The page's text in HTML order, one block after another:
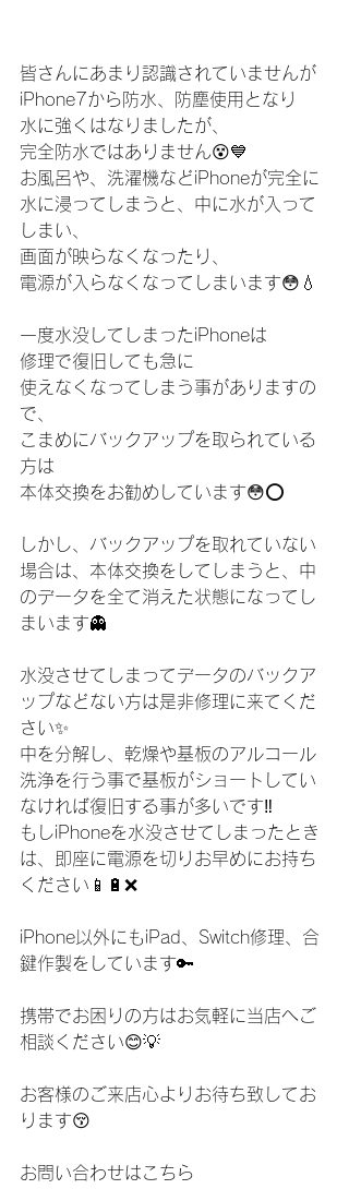
皆さんにあまり認識されていませんが
iPhone7から防水、防塵使用となり
水に強くはなりましたが、
完全防水ではありません😵💙
お風呂や、洗濯機などiPhoneが完全に
水に浸ってしまうと、中に水が入って
しまい、
画面が映らなくなったり、
電源が入らなくなってしまいます😳💧
一度水没してしまったiPhoneは
修理で復旧しても急に
使えなくなってしまう事がありますの
で、
こまめにバックアップを取られている
方は
本体交換をお勧めしています😳⭕️
しかし、バックアップを取れていない
場合は、本体交換をしてしまうと、中
のデータを全て消えた状態になってし
まいます👻
水没させてしまってデータのバックア
ップなどない方は是非修理に来てくだ
さい✨
中を分解し、乾燥や基板のアルコール
洗浄を行う事で基板がショートしてい
なければ復旧する事が多いです‼️
もしiPhoneを水没させてしまったとき
は、即座に電源を切りお早めにお持ち
ください📱🔋❌
iPhone以外にもiPad、Switch修理、合
鍵作製をしています🔑
携帯でお困りの方はお気軽に当店へご
相談ください😊💡
お客様のご来店心よりお待ち致してお
ります😚
お問い合わせはこちら